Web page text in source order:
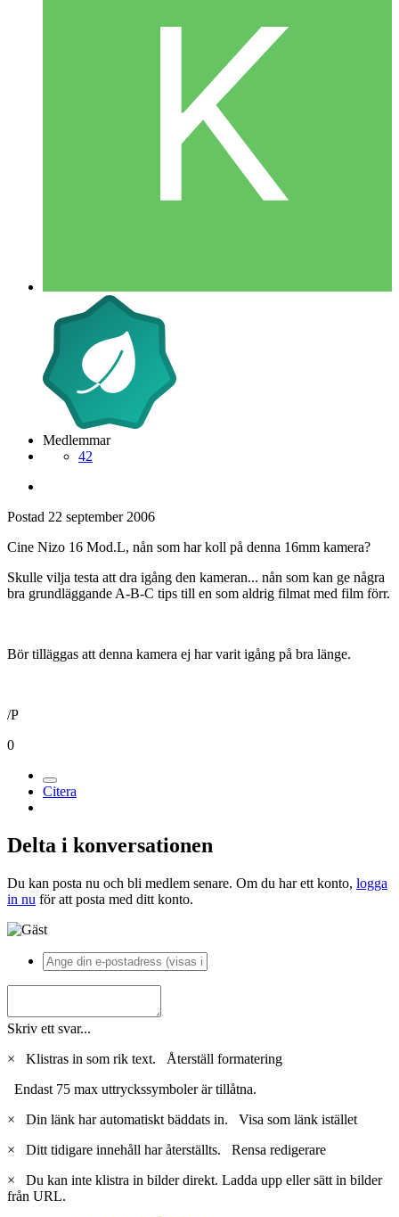
Medlemmar
42
Postad 22 september 2006
Cine Nizo 16 Mod.L, nån som har koll på denna 16mm kamera?
Skulle vilja testa att dra igång den kameran... nån som kan ge några
bra grundläggande A-B-C tips till en som aldrig filmat med film förr.
Bör tilläggas att denna kamera ej har varit igång på bra länge.
/P
0
Citera
Delta i konversationen
Du kan posta nu och bli medlem senare. Om du har ett konto, logga
in nu för att posta med ditt konto.
Skriv ett svar...
×
Klistras in som rik text. Återställ formatering
Endast 75 max uttryckssymboler är tillåtna.
×
Din länk har automatiskt bäddats in. Visa som länk istället
×
Ditt tidigare innehåll har återställts. Rensa redigerare
×
Du kan inte klistra in bilder direkt. Ladda upp eller sätt in bilder
från URL.